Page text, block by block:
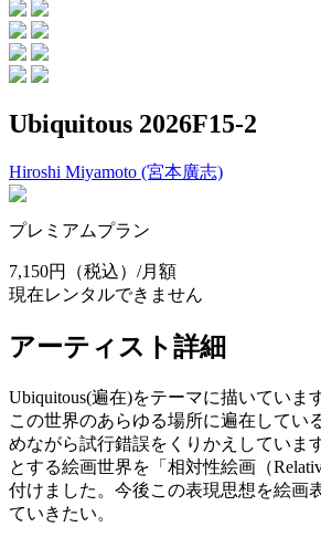
Ubiquitous 2026F15-2
Hiroshi Miyamoto (宮本廣志)
プレミアムプラン
7,150円
（税込）/月額
現在レンタルできません
アーティスト詳細
Ubiquitous(遍在)をテーマに描いていま
この世界のあらゆる場所に遍在してい
めながら試行錯誤をくりかえしていま
とする絵画世界を「相対性絵画（
付けました。今後この表現思想を絵画
ていきたい。